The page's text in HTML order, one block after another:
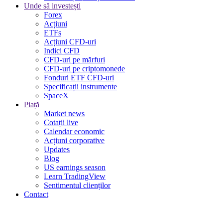
Unde să investești
Forex
Acțiuni
ETFs
Acțiuni CFD-uri
Indici CFD
CFD-uri pe mărfuri
CFD-uri pe criptomonede
Fonduri ETF CFD-uri
Specificații instrumente
SpaceX
Piață
Market news
Cotații live
Calendar economic
Acțiuni corporative
Updates
Blog
US earnings season
Learn TradingView
Sentimentul clienților
Contact